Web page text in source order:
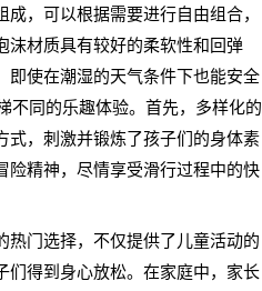
，可以根据需要进行自由组合，
沫材质具有较好的柔软性和回弹
即使在潮湿的天气条件下也能安全
不同的乐趣体验。首先，多样化的
式，刺激并锻炼了孩子们的身体素
险精神，尽情享受滑行过程中的快
热门选择，不仅提供了儿童活动的
们得到身心放松。在家庭中，家长